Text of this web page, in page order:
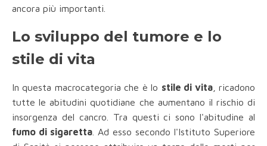
ancora più importanti.
Lo sviluppo del tumore e lo
stile di vita
In questa macrocategoria che è lo stile di vita, ricadono
tutte le abitudini quotidiane che aumentano il rischio di
insorgenza del cancro. Tra questi ci sono l'abitudine al
fumo di sigaretta . Ad esso secondo l'Istituto Superiore